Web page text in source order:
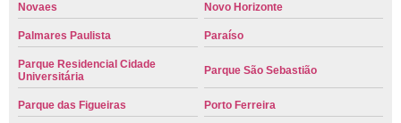
Novaes Novo Horizonte
Palmares Paulista Paraíso
Parque Residencial Cidade
Universitária
Parque São Sebastião
Parque das Figueiras Porto Ferreira